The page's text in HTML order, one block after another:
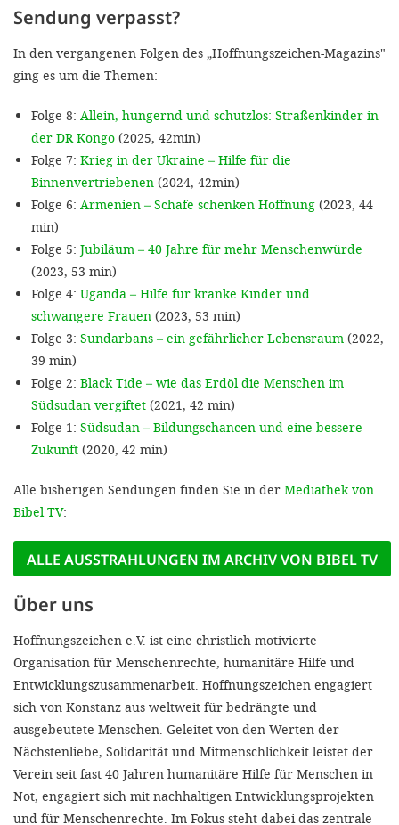
Sendung verpasst?
In den vergangenen Folgen des „Hoffnungszeichen-Magazins"
ging es um die Themen:
Folge 8: Allein, hungernd und schutzlos: Straßenkinder in
der DR Kongo (2025, 42min)
Folge 7: Krieg in der Ukraine – Hilfe für die
Binnenvertriebenen (2024, 42min)
Folge 6: Armenien – Schafe schenken Hoffnung (2023, 44
min)
Folge 5: Jubiläum – 40 Jahre für mehr Menschenwürde
(2023, 53 min)
Folge 4: Uganda – Hilfe für kranke Kinder und
schwangere Frauen (2023, 53 min)
Folge 3: Sundarbans – ein gefährlicher Lebensraum (2022,
39 min)
Folge 2: Black Tide – wie das Erdöl die Menschen im
Südsudan vergiftet (2021, 42 min)
Folge 1: Südsudan – Bildungschancen und eine bessere
Zukunft (2020, 42 min)
Alle bisherigen Sendungen finden Sie in der Mediathek von
Bibel TV:
ALLE AUSSTRAHLUNGEN IM ARCHIV VON BIBEL TV
Über uns
Hoffnungszeichen e.V. ist eine christlich motivierte
Organisation für Menschenrechte, humanitäre Hilfe und
Entwicklungszusammenarbeit. Hoffnungszeichen engagiert
sich von Konstanz aus weltweit für bedrängte und
ausgebeutete Menschen. Geleitet von den Werten der
Nächstenliebe, Solidarität und Mitmenschlichkeit leistet der
Verein seit fast 40 Jahren humanitäre Hilfe für Menschen in
Not, engagiert sich mit nachhaltigen Entwicklungsprojekten
und für Menschenrechte. Im Fokus steht dabei das zentrale